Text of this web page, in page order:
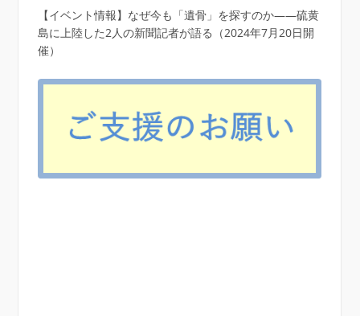
【イベント情報】なぜ今も「遺骨」を探すのか――硫黄
島に上陸した2人の新聞記者が語る（2024年7月20日開
催）